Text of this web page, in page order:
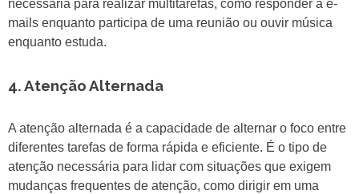
necessária para realizar multitarefas, como responder a e-
mails enquanto participa de uma reunião ou ouvir música
enquanto estuda.
4. Atenção Alternada
A atenção alternada é a capacidade de alternar o foco entre
diferentes tarefas de forma rápida e eficiente. É o tipo de
atenção necessária para lidar com situações que exigem
mudanças frequentes de atenção, como dirigir em uma